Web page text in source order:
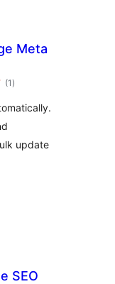
Meta
(1 avaliações
totais
)
update
SEO